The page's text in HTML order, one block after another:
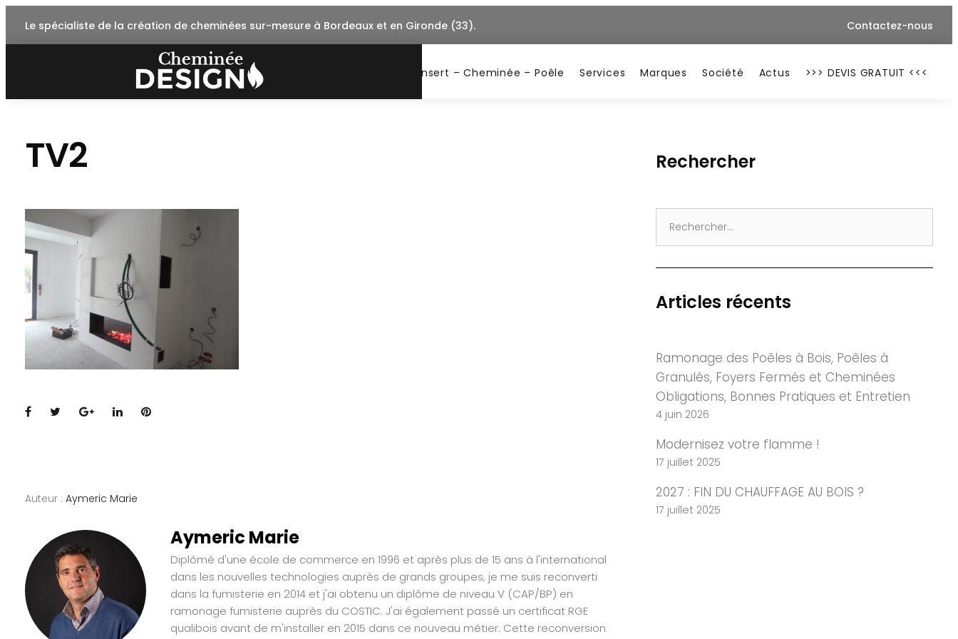
Le spécialiste de la création de cheminées sur-mesure à Bordeaux et en Gironde (33). Contactez-nous
Insert – Cheminée – Poêle Services Marques Société Actus >>> DEVIS GRATUIT <<<
TV2
Facebook
TwitterGoogle+
LinkedInPinterest
Auteur : Aymeric Marie
Aymeric Marie
Diplômé d'une école de commerce en 1996 et après plus de 15 ans à l'international
dans les nouvelles technologies auprès de grands groupes, je me suis reconverti
dans la fumisterie en 2014 et j'ai obtenu un diplôme de niveau V (CAP/BP) en
ramonage fumisterie auprès du COSTIC. J'ai également passé un certificat RGE
qualibois avant de m'installer en 2015 dans ce nouveau métier. Cette reconversion
Rechercher
for:
Articles récents
Ramonage des Poêles à Bois, Poêles à
Granulés, Foyers Fermés et Cheminées
Obligations, Bonnes Pratiques et Entretien
4 juin 2026
Modernisez votre flamme !
17 juillet 2025
2027 : FIN DU CHAUFFAGE AU BOIS ?
17 juillet 2025